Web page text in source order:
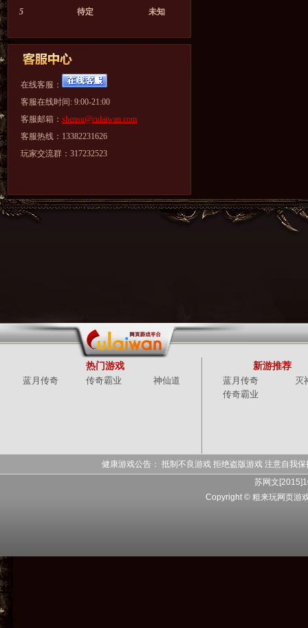
5
待定 未知
在线客服：
客服在线时间: 9:00-21:00
客服邮箱： shensu@culaiwan.com
客服热线：13382231626
玩家交流群：317232523
热门游戏
蓝月传奇 传奇霸业 神仙道
新游推荐
蓝月传奇
灭
传奇霸业
健康游戏公告： 抵制不良游戏 拒绝盗版游戏 注意自我
苏网文
Copyright © 粗来玩网页游